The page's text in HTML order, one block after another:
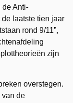
de Anti-
de laatste tien jaar
rond 9/11”,
zijn
overstegen.
van de